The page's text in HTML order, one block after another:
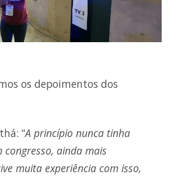
os depoimentos dos
“A princípio nunca tinha
ainda mais
muita experiência com isso,